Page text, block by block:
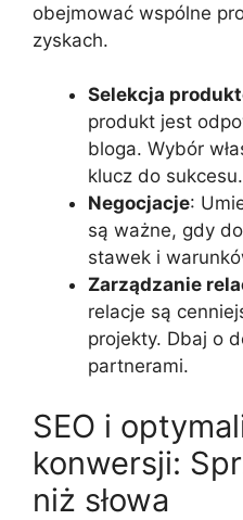
obejmować wspólne
zyskach.
Selekcja
produkt jest
bloga. Wybór
klucz do sukcesu.
Negocjacje:
są ważne, gdy
stawek i
Zarządzanie
relacje są
projekty. Dbaj o
partnerami.
SEO i
konwersji:
niż słowa